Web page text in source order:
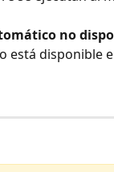
no
está disponible